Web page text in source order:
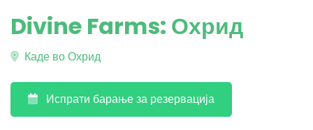
Divine Farms: Охрид
Каде во Охрид
Испрати барање за резервација